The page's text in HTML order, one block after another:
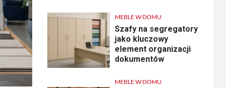
MEBLE W DOMU
Szafy na segregatory
jako kluczowy
element organizacji
dokumentów
MEBLE W DOMU